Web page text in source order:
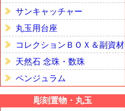
サンキャッチャー
丸玉用台座
コレクションＢＯＸ＆副資材
天然石 念珠・数珠
ペンジュラム
彫刻置物・丸玉